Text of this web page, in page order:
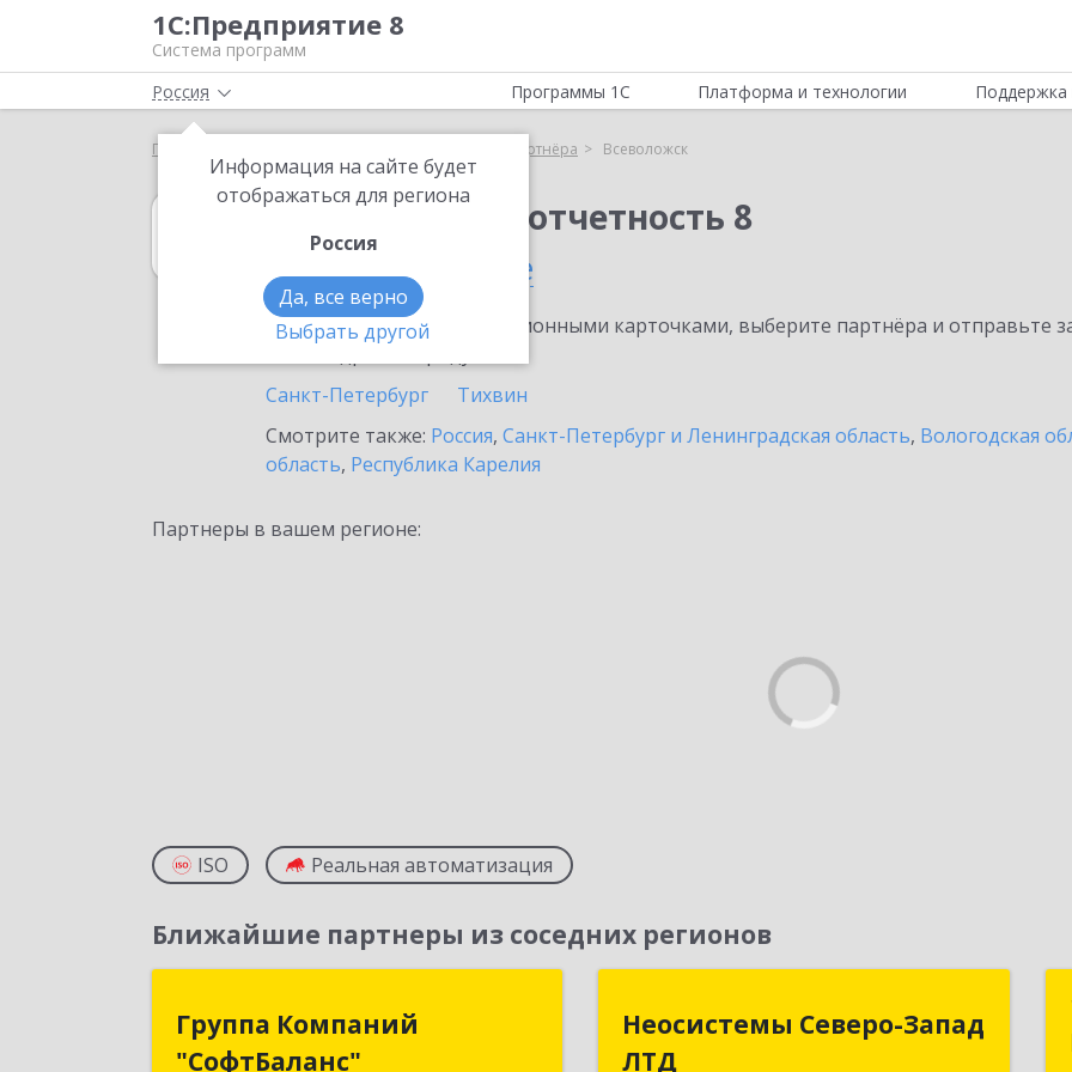
1С:Предприятие 8
Система программ
Россия
Информация на сайте будет
отображаться для региона
Россия
Да, все верно
Выбрать другой
Программы 1С Платформа и технологии Поддержка
Главная Выбор партнёра Всеволожск
1С:Бюджетная отчетность 8
во Всеволожске
Ознакомьтесь с информационными карточками, выберите партнёра и отправьте
Санкт-Петербург
Тихвин
Смотрите также: Россия, Санкт-Петербург и Ленинградская область, Вологодская
область, Республика Карелия
Партнеры в вашем регионе:
ISO Реальная автоматизация
Ближайшие партнеры из соседних регионов
Группа Компаний
"СофтБаланс"
Группа Компаний
"СофтБаланс"
Неосистемы Северо-Запад
ЛТД
ЛТД